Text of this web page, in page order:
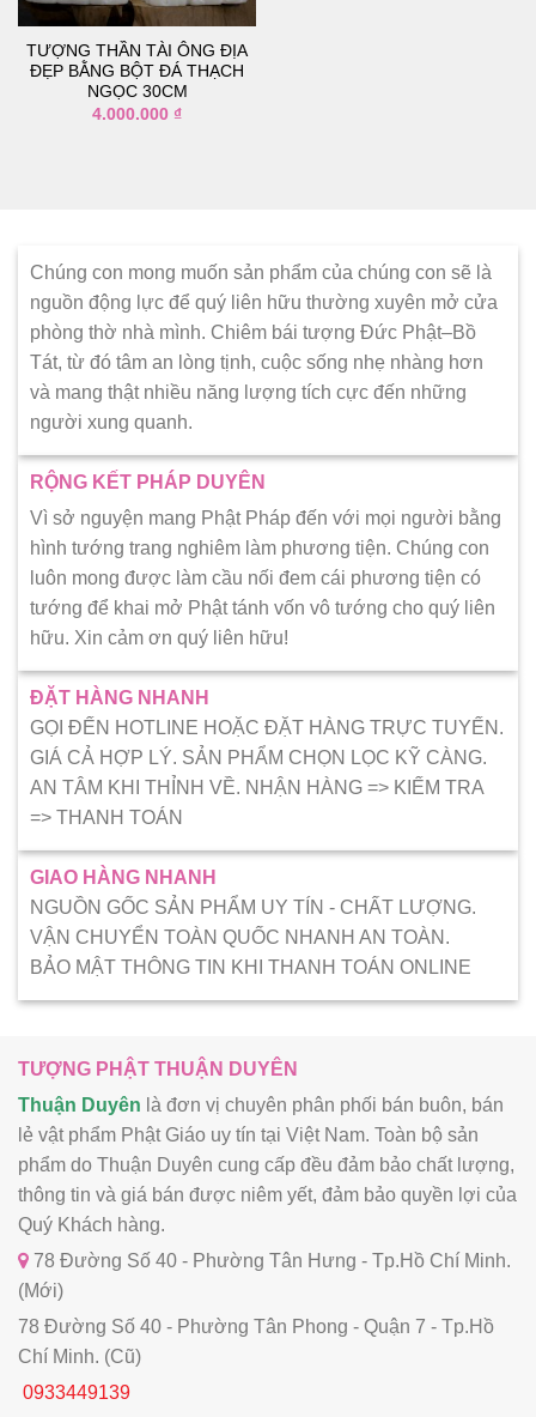
TƯỢNG THẦN TÀI ÔNG ĐỊA
ĐẸP BẰNG BỘT ĐÁ THẠCH
NGỌC 30CM
4.000.000 ₫
Chúng con mong muốn sản phẩm của chúng con sẽ là
nguồn động lực để quý liên hữu thường xuyên mở cửa
phòng thờ nhà mình. Chiêm bái tượng Đức Phật–Bồ
Tát, từ đó tâm an lòng tịnh, cuộc sống nhẹ nhàng hơn
và mang thật nhiều năng lượng tích cực đến những
người xung quanh.
RỘNG KẾT PHÁP DUYÊN
Vì sở nguyện mang Phật Pháp đến với mọi người bằng
hình tướng trang nghiêm làm phương tiện. Chúng con
luôn mong được làm cầu nối đem cái phương tiện có
tướng để khai mở Phật tánh vốn vô tướng cho quý liên
hữu. Xin cảm ơn quý liên hữu!
ĐẶT HÀNG NHANH
GỌI ĐẾN HOTLINE HOẶC ĐẶT HÀNG TRỰC TUYẾN.
GIÁ CẢ HỢP LÝ. SẢN PHẨM CHỌN LỌC KỸ CÀNG.
AN TÂM KHI THỈNH VỀ. NHẬN HÀNG => KIẾM TRA
=> THANH TOÁN
GIAO HÀNG NHANH
NGUỒN GỐC SẢN PHẨM UY TÍN - CHẤT LƯỢNG.
VẬN CHUYỂN TOÀN QUỐC NHANH AN TOÀN.
BẢO MẬT THÔNG TIN KHI THANH TOÁN ONLINE
TƯỢNG PHẬT THUẬN DUYÊN
Thuận Duyên là đơn vị chuyên phân phối bán buôn, bán
lẻ vật phẩm Phật Giáo uy tín tại Việt Nam. Toàn bộ sản
phẩm do Thuận Duyên cung cấp đều đảm bảo chất lượng,
thông tin và giá bán được niêm yết, đảm bảo quyền lợi của
Quý Khách hàng.
78 Đường Số 40 - Phường Tân Hưng - Tp.Hồ Chí Minh.
(Mới)
78 Đường Số 40 - Phường Tân Phong - Quận 7 - Tp.Hồ
Chí Minh. (Cũ)
0933449139